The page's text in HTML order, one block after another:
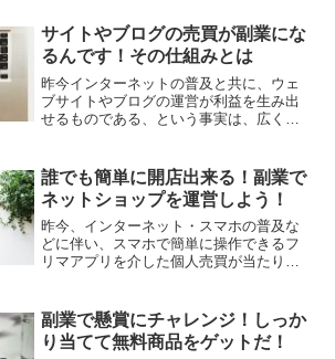
サイトやブログの売買が副業にな
るんです！その仕組みとは
昨今インターネットの普及と共に、ウェ
ブサイトやブログの運営が利益を生み出
せるものである、という事実は、広く知
代表的な職種としてブログアフィリエイ
トが挙げられたりしている...
誰でも簡単に開店出来る！副業で
ネットショップを運営しよう！
昨今、インターネット・スマホの普及な
どに伴い、スマホで簡単に操作できるフ
リマアプリを介した個人売買が当たり前
る方も年々増加しており、「買い物をす
るならネット通販で！」とい...
副業で懸賞にチャレンジ！しっか
り当てて無料商品をゲットだ！